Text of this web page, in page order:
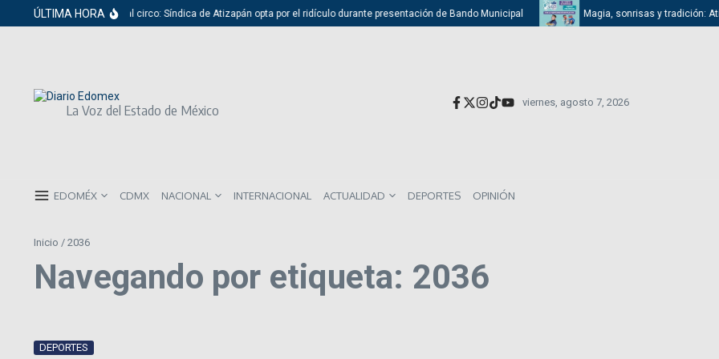
Saltar al contenido
ÚLTIMA HORA
Del cabildo al circo: Síndica de Atizapán opta por el ridículo durante presentación de Bando Municipal Magia, sonrisas y tradición:
La Voz del Estado de México viernes, agosto 7, 2026
EDOMÉX CDMX NACIONAL INTERNACIONAL ACTUALIDAD DEPORTES OPINIÓN
Inicio / 2036
Navegando por etiqueta: 2036
DEPORTES